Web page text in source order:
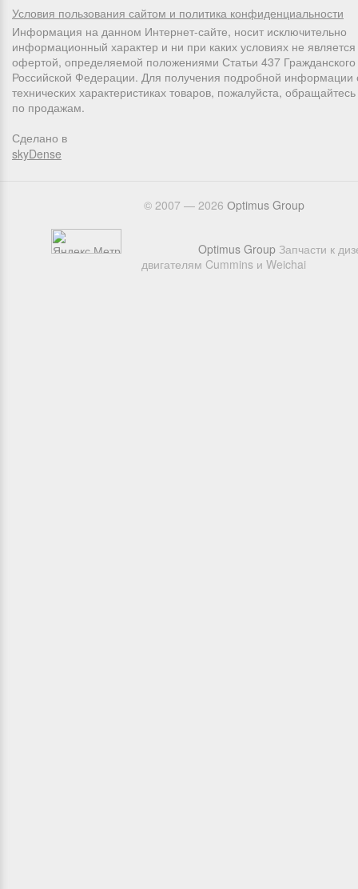
Условия пользования сайтом и политика конфиденциальности
Информация на данном Интернет-сайте, носит исключительно
информационный характер и ни при каких условиях не
офертой, определяемой положениями Статьи 437 Гражданского
Российской Федерации. Для получения подробной информации
технических характеристиках товаров, пожалуйста,
по продажам.
Сделано в
skyDense
© 2007 — 2026 Оptimus Group
Optimus Group Запчасти к
двигателям Cummins и Weichai